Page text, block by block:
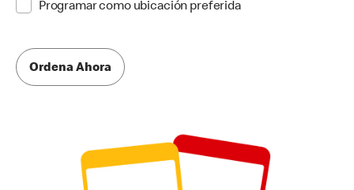
Programar como ubicación preferida
Ordena Ahora